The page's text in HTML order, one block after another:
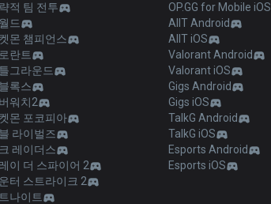
적 팀 전투
드
몬 챔피언스
란트
그라운드
록스
워치2
몬 포코피아
라이벌즈
레이더스
이 더 스파이어 2
터 스트라이크 2
나이트
OP.GG for Mobile iOS
AllT Android
AllT iOS
Valorant Android
Valorant iOS
Gigs Android
Gigs iOS
TalkG Android
TalkG iOS
Esports Android
Esports iOS